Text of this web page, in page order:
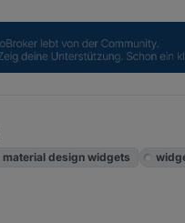
material design widgets